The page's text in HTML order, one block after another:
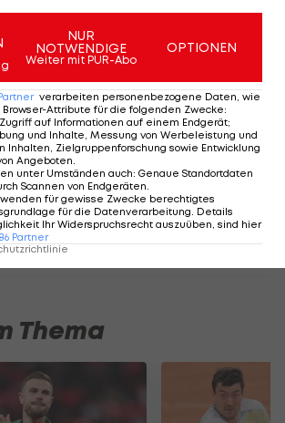
Klagenfurt
Grand
Aland Open
Den Haag Open
Agadir Open
Thema
NUR
NOTWENDIGE
Weiter mit PUR-Abo
OPTIONEN
verarbeiten personenbezogene Daten, wie
Browser-Attribute für die folgenden Zwecke:
auf Informationen auf einem Endgerät;
und Inhalte, Messung von Werbeleistung und
Inhalten, Zielgruppenforschung sowie Entwicklung
Angeboten
unter Umständen auch: Genaue Standortdaten
Scannen von Endgeräten
für gewisse Zwecke berechtigtes
für die Datenverarbeitung. Details
Ihr Widerspruchsrecht auszuüben, sind hier
Partner